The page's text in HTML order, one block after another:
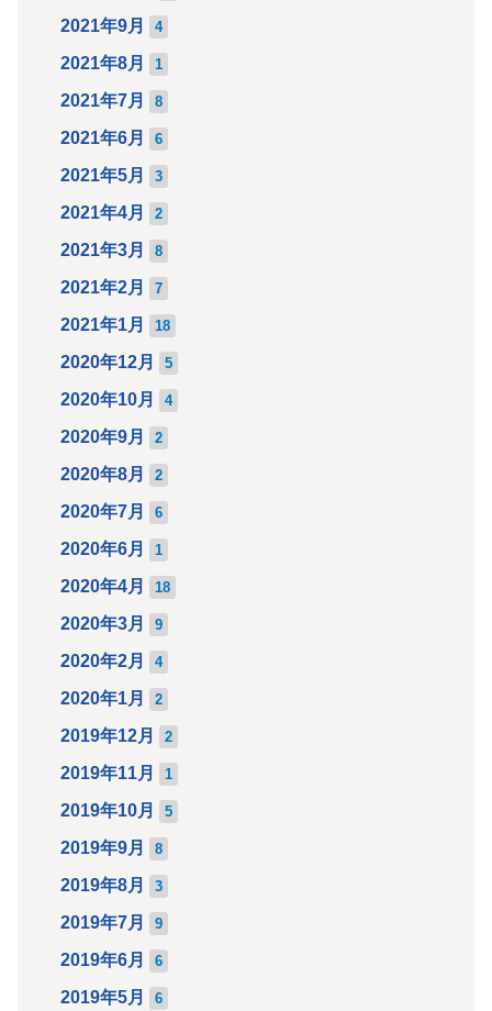
2021年9月 4
2021年8月 1
2021年7月 8
2021年6月 6
2021年5月 3
2021年4月 2
2021年3月 8
2021年2月 7
2021年1月 18
2020年12月 5
2020年10月 4
2020年9月 2
2020年8月 2
2020年7月 6
2020年6月 1
2020年4月 18
2020年3月 9
2020年2月 4
2020年1月 2
2019年12月 2
2019年11月 1
2019年10月 5
2019年9月 8
2019年8月 3
2019年7月 9
2019年6月 6
2019年5月 6